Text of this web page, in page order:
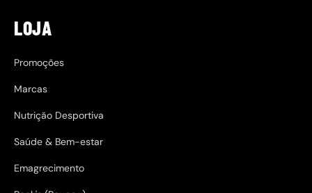
LOJA
Promoções
Marcas
Nutrição Desportiva
Saúde & Bem-estar
Emagrecimento